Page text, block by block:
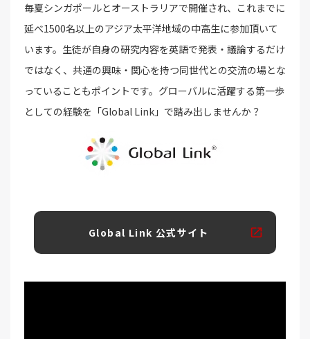
毎夏シンガポールとオーストラリアで開催され、これまでに
延べ1500名以上のアジア太平洋地域の中高生に参加頂いて
います。生徒が自身の研究内容を英語で発表・議論するだけ
ではなく、共通の興味・関心を持つ同世代との交流の場とな
っていることもポイントです。グローバルに活躍する第一歩
としての経験を「Global Link」で踏み出しませんか？
Global Link 公式サイト